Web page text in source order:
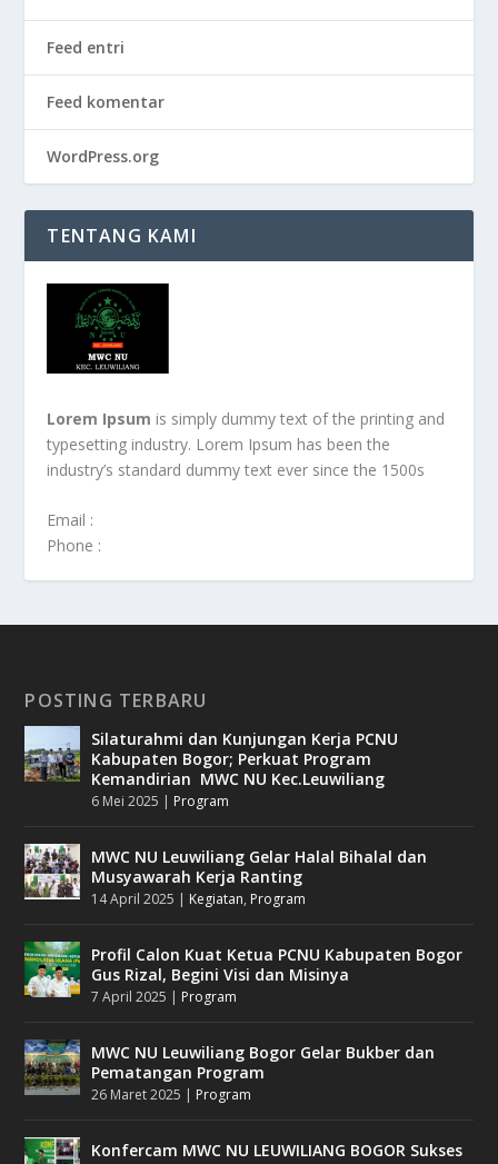
Feed entri
Feed komentar
WordPress.org
TENTANG KAMI
Lorem Ipsum is simply dummy text of the printing and
typesetting industry. Lorem Ipsum has been the
industry’s standard dummy text ever since the 1500s
Email :
Phone :
POSTING TERBARU
Silaturahmi dan Kunjungan Kerja PCNU
Kabupaten Bogor; Perkuat Program
Kemandirian MWC NU Kec.Leuwiliang
6 Mei 2025 | Program
MWC NU Leuwiliang Gelar Halal Bihalal dan
Musyawarah Kerja Ranting
14 April 2025 | Kegiatan, Program
Profil Calon Kuat Ketua PCNU Kabupaten Bogor
Gus Rizal, Begini Visi dan Misinya
7 April 2025 | Program
MWC NU Leuwiliang Bogor Gelar Bukber dan
Pematangan Program
26 Maret 2025 | Program
Konfercam MWC NU LEUWILIANG BOGOR Sukses